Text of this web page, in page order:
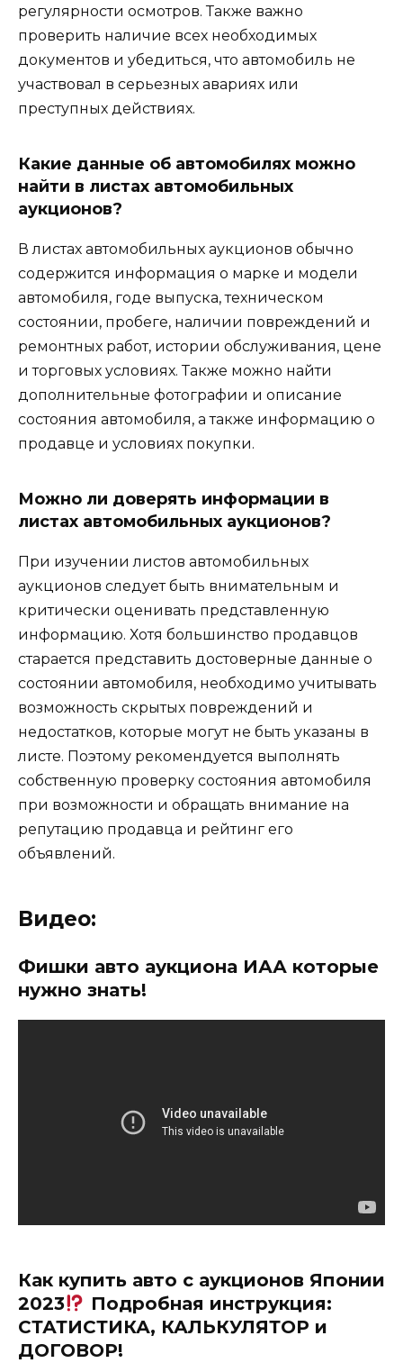
регулярности осмотров. Также важно
проверить наличие всех необходимых
документов и убедиться, что автомобиль не
участвовал в серьезных авариях или
преступных действиях.
Какие данные об автомобилях можно
найти в листах автомобильных
аукционов?
В листах автомобильных аукционов обычно
содержится информация о марке и модели
автомобиля, годе выпуска, техническом
состоянии, пробеге, наличии повреждений и
ремонтных работ, истории обслуживания, цене
и торговых условиях. Также можно найти
дополнительные фотографии и описание
состояния автомобиля, а также информацию о
продавце и условиях покупки.
Можно ли доверять информации в
листах автомобильных аукционов?
При изучении листов автомобильных
аукционов следует быть внимательным и
критически оценивать представленную
информацию. Хотя большинство продавцов
старается представить достоверные данные о
состоянии автомобиля, необходимо учитывать
возможность скрытых повреждений и
недостатков, которые могут не быть указаны в
листе. Поэтому рекомендуется выполнять
собственную проверку состояния автомобиля
при возможности и обращать внимание на
репутацию продавца и рейтинг его
объявлений.
Видео:
Фишки авто аукциона ИАА которые
нужно знать!
Как купить авто с аукционов Японии
2023
Подробная инструкция:
СТАТИСТИКА, КАЛЬКУЛЯТОР и
ДОГОВОР!